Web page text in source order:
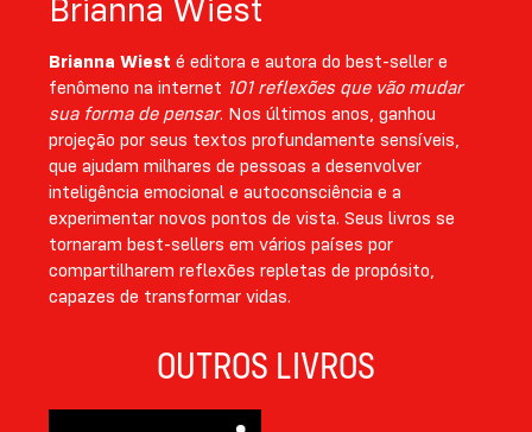
Brianna Wiest
Brianna Wiest é editora e autora do best-seller e
fenômeno na internet 101 reflexões que vão mudar
sua forma de pensar. Nos últimos anos, ganhou
projeção por seus textos profundamente sensíveis,
que ajudam milhares de pessoas a desenvolver
inteligência emocional e autoconsciência e a
experimentar novos pontos de vista. Seus livros se
tornaram best-sellers em vários países por
compartilharem reflexões repletas de propósito,
capazes de transformar vidas.
OUTROS LIVROS